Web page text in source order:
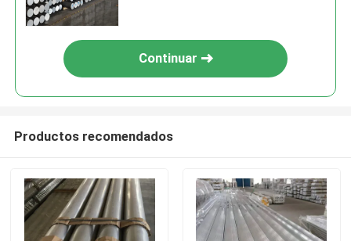
Continuar
Productos recomendados